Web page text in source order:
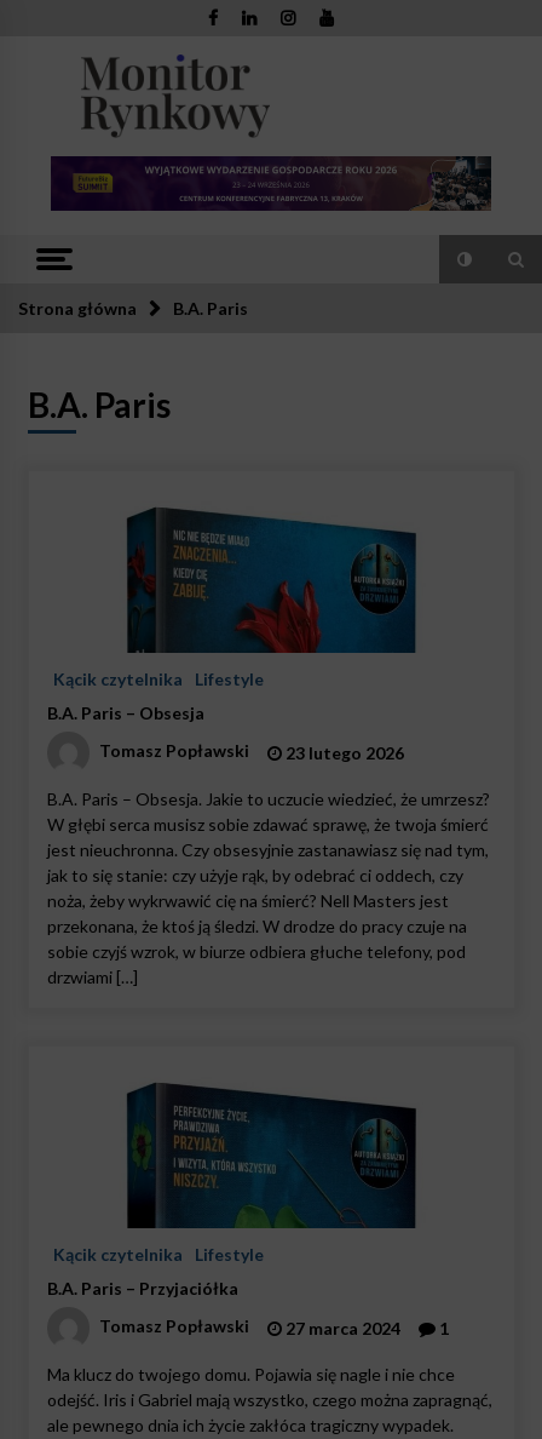
Monitor
Rynkowy
Strona główna B.A. Paris
B.A. Paris
Kącik czytelnika
Lifestyle
B.A. Paris – Obsesja
Tomasz Popławski
23 lutego 2026
B.A. Paris – Obsesja. Jakie to uczucie wiedzieć, że umrzesz?
W głębi serca musisz sobie zdawać sprawę, że twoja śmierć
jest nieuchronna. Czy obsesyjnie zastanawiasz się nad tym,
jak to się stanie: czy użyje rąk, by odebrać ci oddech, czy
noża, żeby wykrwawić cię na śmierć? Nell Masters jest
przekonana, że ktoś ją śledzi. W drodze do pracy czuje na
sobie czyjś wzrok, w biurze odbiera głuche telefony, pod
drzwiami […]
Kącik czytelnika
Lifestyle
B.A. Paris – Przyjaciółka
Tomasz Popławski
27 marca 2024 1
Ma klucz do twojego domu. Pojawia się nagle i nie chce
odejść. Iris i Gabriel mają wszystko, czego można zapragnąć,
ale pewnego dnia ich życie zakłóca tragiczny wypadek.